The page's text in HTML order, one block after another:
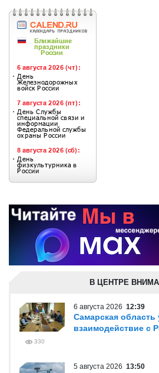
В ЦЕНТРЕ
6 августа 2026 12:39
Самарская область
взаимодействие с
330
5 августа 2026 13:50